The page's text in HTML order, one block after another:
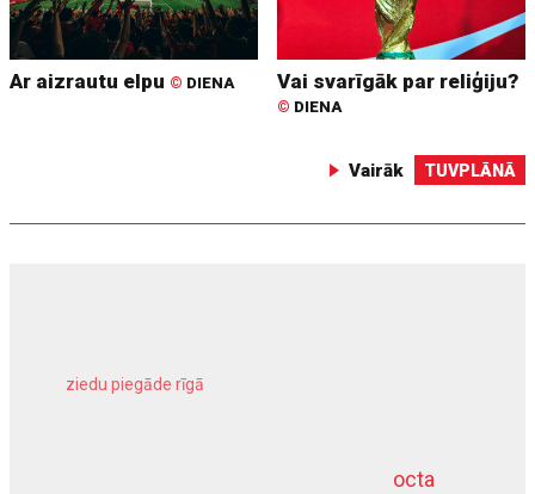
Ar aizrautu elpu © DIENA Vai svarīgāk par reliģiju?
© DIENA
Vairāk TUVPLĀNĀ
octa
ziedu piegāde rīgā
dziļurbums